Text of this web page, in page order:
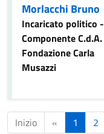
Morlacchi Bruno
Incaricato politico -
Componente C.d.A.
Fondazione Carla
Musazzi
Inizio « 1 2